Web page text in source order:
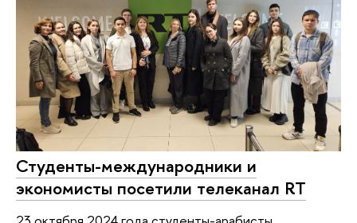
Студенты-международники и
экономисты посетили телеканал RT